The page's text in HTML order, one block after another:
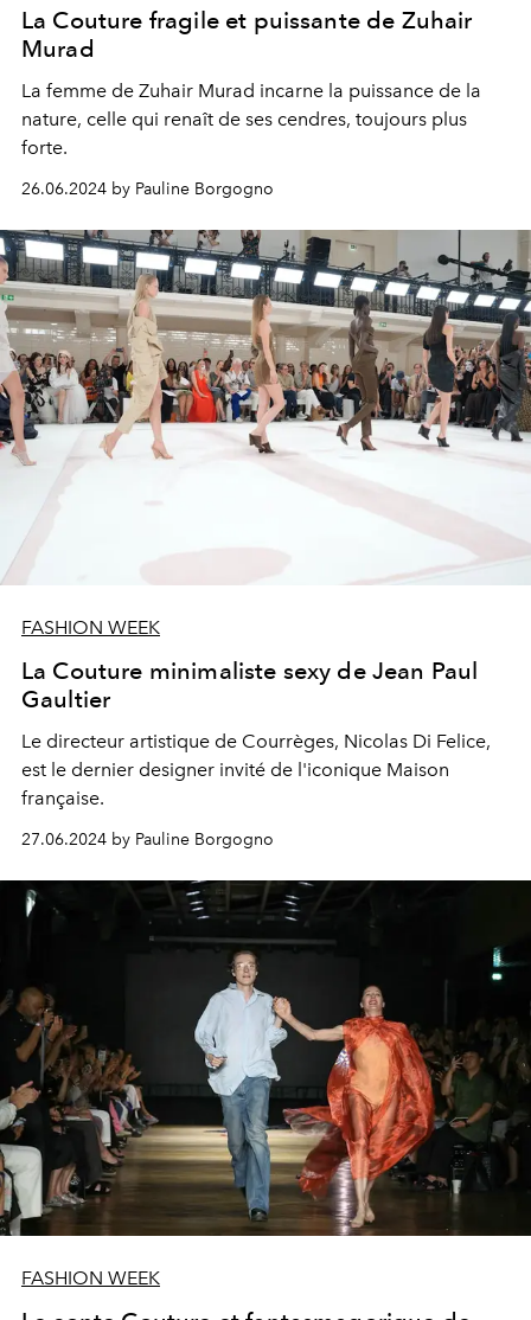
La Couture fragile et puissante de Zuhair
Murad
La femme de Zuhair Murad incarne la puissance de la
nature, celle qui renaît de ses cendres, toujours plus
forte.
26.06.2024 by Pauline Borgogno
FASHION WEEK
La Couture minimaliste sexy de Jean Paul
Gaultier
Le directeur artistique de Courrèges, Nicolas Di Felice,
est le dernier designer invité de l'iconique Maison
française.
27.06.2024 by Pauline Borgogno
FASHION WEEK